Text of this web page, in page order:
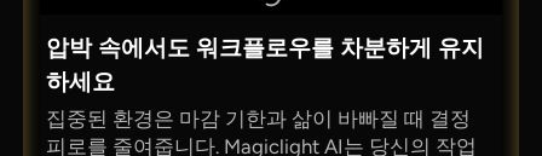
압박 속에서도 워크플로우를 차분하게 유지
하세요
집중된 환경은 마감 기한과 삶이 바빠질 때 결정
피로를 줄여줍니다. Magiclight AI는 당신의 작업